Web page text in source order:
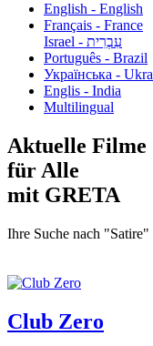
English - English
Français - France
עִבְרִית - Israel
Português - Brazil
Українська -
Englis - India
Multilingual
Aktuelle Filme
für Alle
mit GRETA
Ihre Suche nach
Club Zero